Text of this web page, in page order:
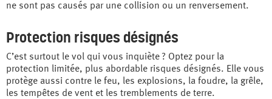
ne sont pas causés par une collision ou un renversement.
Protection risques désignés
C’est surtout le vol qui vous inquiète ? Optez pour la
protection limitée, plus abordable risques désignés. Elle vous
protège aussi contre le feu, les explosions, la foudre, la grêle,
les tempêtes de vent et les tremblements de terre.